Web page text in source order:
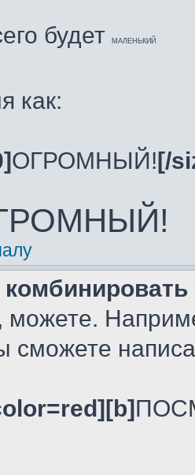
будет МАЛЕНЬКИЙ
как:
ОГРОМНЫЙ![/
можете.
сможете